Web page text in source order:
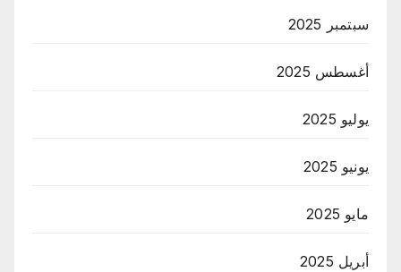
سبتمبر 2025
أغسطس 2025
يوليو 2025
يونيو 2025
مايو 2025
أبريل 2025